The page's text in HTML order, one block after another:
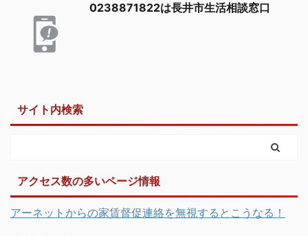
0238871822は長井市生活相談窓口
サイト内検索
アクセス数の多いページ情報
アーネットからの家賃督促連絡を無視するとこうなる！